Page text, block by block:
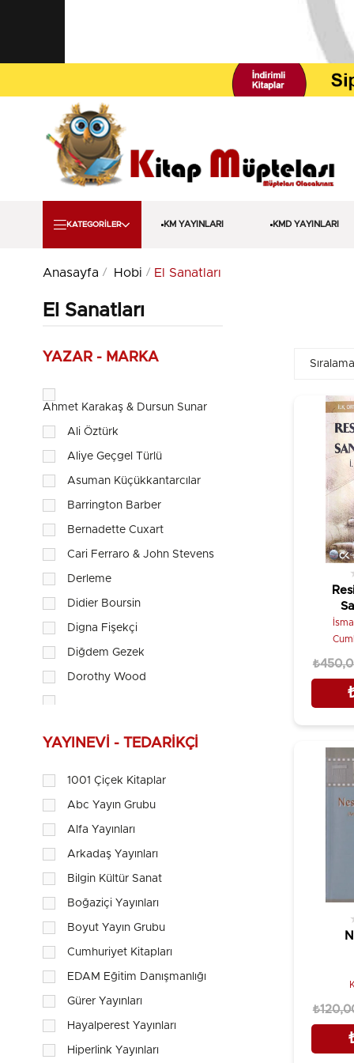
KATEGORİLER KM YAYINLARI KMD YAYINLARI
Anasayfa Hobi El Sanatları
El Sanatları
YAZAR - MARKA
Ahmet Karakaş & Dursun Sunar
Ali Öztürk
Aliye Geçgel Türlü
Asuman Küçükkantarcılar
Barrington Barber
Bernadette Cuxart
Cari Ferraro & John Stevens
Derleme
Didier Boursin
Digna Fişekçi
Diğdem Gezek
Dorothy Wood
Emine Koca
Gürbüz Azak
Hayalperest Kolektif
Hidayet Erbil
İsmail Hakkı Tonguç
İsmail Öztürk
Jackie Shaw
Jeannie Lee & Samantha Whitten
Juana Julia Casals
Kate Needham
Kerby Rosanes
Kolektif
YAYINEVI - TEDARIKÇI
1001 Çiçek Kitaplar
Abc Yayın Grubu
Alfa Yayınları
Arkadaş Yayınları
Bilgin Kültür Sanat
Boğaziçi Yayınları
Boyut Yayın Grubu
Cumhuriyet Kitapları
EDAM Eğitim Danışmanlığı
Gürer Yayınları
Hayalperest Yayınları
Hiperlink Yayınları